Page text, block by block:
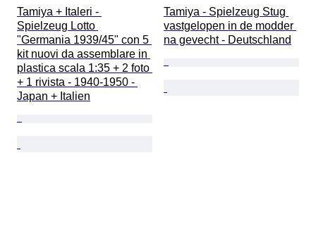
Tamiya + Italeri -
Spielzeug Lotto
"Germania 1939/45" con 5
kit nuovi da assemblare in
plastica scala 1:35 + 2 foto
+ 1 rivista - 1940-1950 -
Japan + Italien
Tamiya - Spielzeug Stug
vastgelopen in de modder
na gevecht - Deutschland